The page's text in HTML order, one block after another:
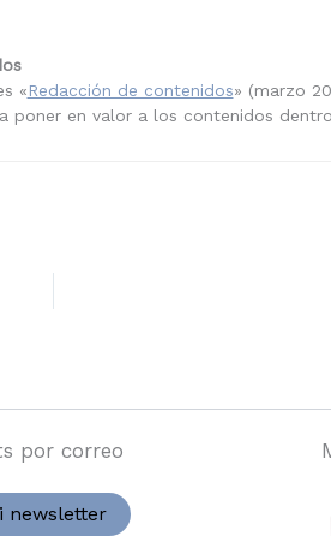
«Redacción de contenidos» (marzo
poner en valor a los contenidos
por correo
newsletter